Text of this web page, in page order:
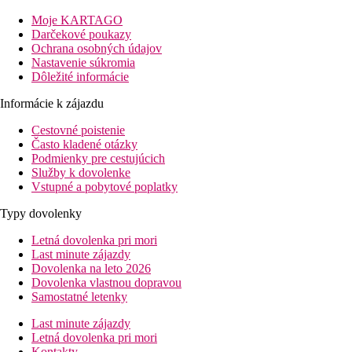
Vzdialenosť
pláže: pri pláži
letiska: 8 km
centra: 5 km (Mastichari)
nákupné možnosti: 500 m
Popis izby
Dvojlôžková izba
individuálne ovládateľná klimatizácia
telefón
TV so satelitným príjmom
chladnička (zadarmo, naplnenie za poplatok)
vlastné sociálne zariadenie (kúpeľňa, sušič vlasov, WC)
balkón alebo terasa
Wi-Fi
Dvojlôžková izba s výhľadom na more
viď dvojlôžková izba
výhľad na more
izba typu bungalov
terasa so stolom a stoličkami
Moje KARTAGO
Darčekové poukazy
Ochrana osobných údajov
Nastavenie súkromia
Dôležité informácie
Informácie k zájazdu
Cestovné poistenie
Často kladené otázky
Podmienky pre cestujúcich
Služby k dovolenke
Vstupné a pobytové poplatky
Typy dovolenky
Letná dovolenka pri mori
Last minute zájazdy
Dovolenka na leto 2026
Dovolenka vlastnou dopravou
Samostatné letenky
Last minute zájazdy
Letná dovolenka pri mori